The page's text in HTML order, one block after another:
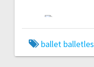
ballet balletles